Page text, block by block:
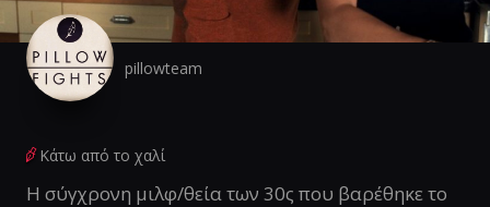
pillowteam
Κάτω από το χαλί
Η σύγχρονη μιλφ/θεία των 30ς που βαρέθηκε το